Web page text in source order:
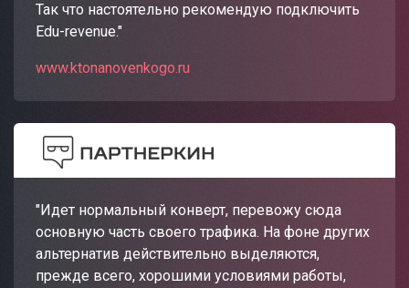
Так что настоятельно рекомендую подключить
Edu-revenue."
www.ktonanovenkogo.ru
"Идет нормальный конверт, перевожу сюда
основную часть своего трафика. На фоне других
альтернатив действительно выделяются,
прежде всего, хорошими условиями работы,